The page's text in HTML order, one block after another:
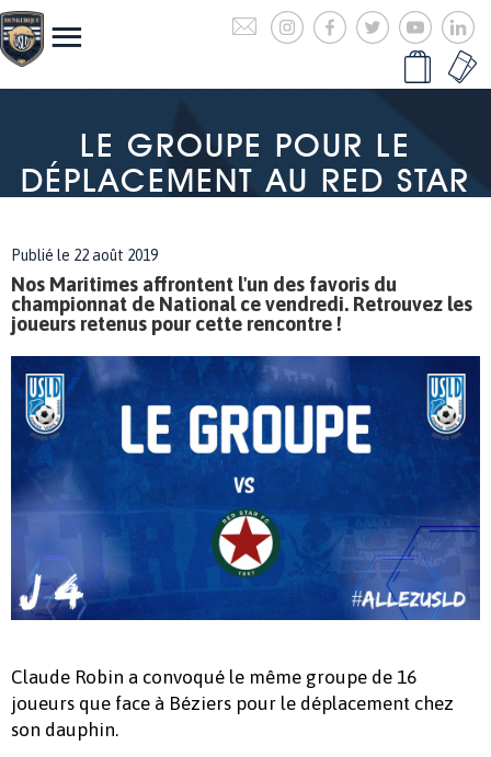
LE GROUPE POUR LE
DÉPLACEMENT AU RED STAR
Publié le 22 août 2019
Nos Maritimes affrontent l'un des favoris du
championnat de National ce vendredi. Retrouvez les
joueurs retenus pour cette rencontre !
Claude Robin a convoqué le même groupe de 16
joueurs que face à Béziers pour le déplacement chez
son dauphin.